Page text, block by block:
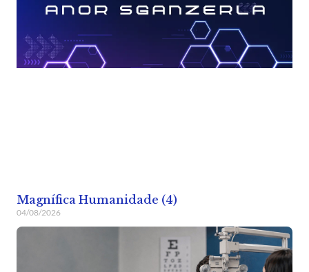
Magnífica Humanidade (4)
04/08/2026